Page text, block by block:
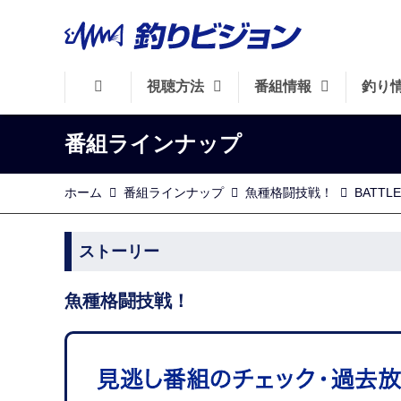
視聴方法 番組情報 釣り
番組ラインナップ
ホーム 番組ラインナップ 魚種格闘技戦！
ストーリー
魚種格闘技戦！